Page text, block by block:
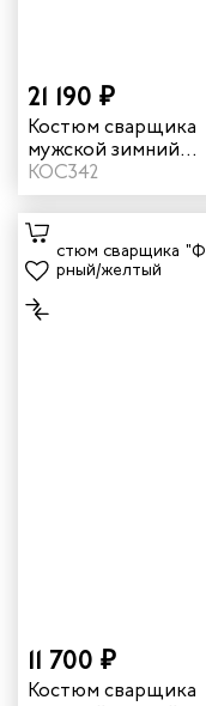
головные уборы
21 190 ₽
Костюм сварщика
мужской зимний
"Файмер 2" цвет
черный/желтый
КОС342
11 700 ₽
Костюм сварщика